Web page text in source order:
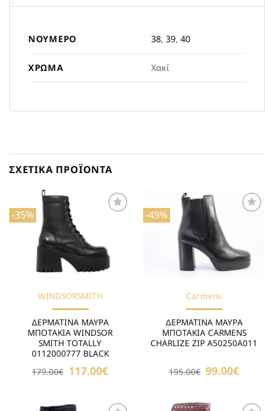
ΝΟΎΜΕΡΟ 38,39,40
ΧΡΏΜΑ Χακί
ΣΧΕΤΙΚΆ ΠΡΟΪΌΝΤΑ
-35%
WINDSORSMITH
ΔΕΡΜΑΤΙΝΑ ΜΑΥΡΑ
ΜΠΟΤΑΚΙΑ WINDSOR
SMITH TOTALLY
0112000777 BLACK
179.00€ Original
price
117.00€Η
τρέχουσα
117.00€.
-49%
Επιθυμιών
Carmens
ΔΕΡΜΑΤΙΝΑ ΜΑΥΡΑ
ΜΠΟΤΑΚΙΑ CARMENS
CHARLIZE ZIP A50250A011
195.00€ Original
price
99.00€Η
99.00€.